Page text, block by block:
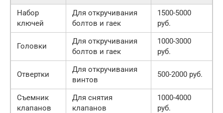
Набор
ключей
Для откручивания
болтов и гаек
1500-5000
руб.
Головки
Для откручивания
болтов и гаек
1000-3000
руб.
Отвертки
Для откручивания
винтов
500-2000 руб.
Съемник
клапанов
Для снятия
клапанов
1000-4000
руб.